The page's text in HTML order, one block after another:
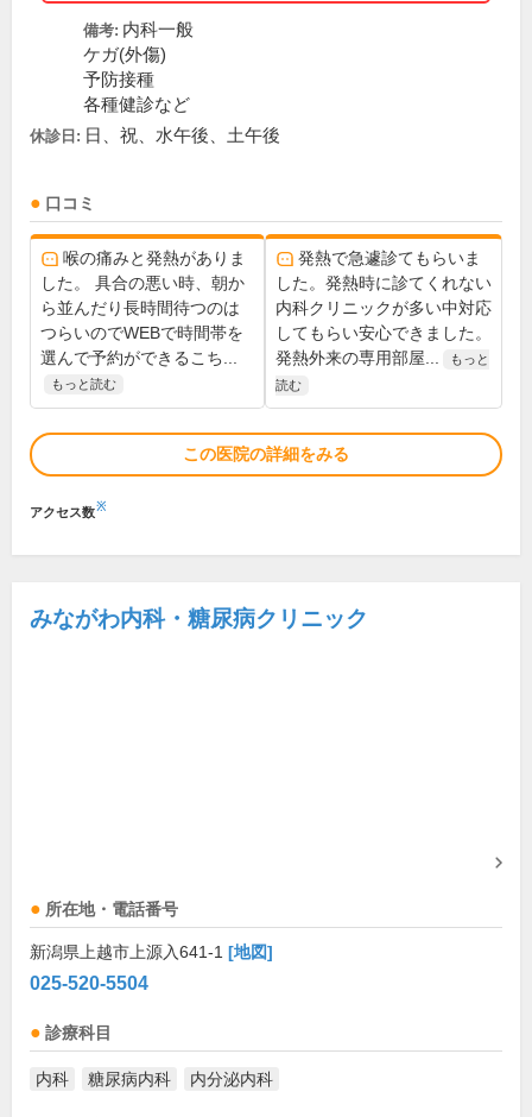
備考: 内科一般
ケガ(外傷)
予防接種
各種健診など
休診日: 日、祝、水午後、土午後
口コミ
喉の痛みと発熱がありま
した。 具合の悪い時、朝か
ら並んだり長時間待つのは
つらいのでWEBで時間帯を
選んで予約ができるこち...
もっと読む
発熱で急遽診てもらいま
した。発熱時に診てくれない
内科クリニックが多い中対応
してもらい安心できました。
発熱外来の専用部屋...
もっと
読む
この医院の詳細をみる
アクセス数※
みながわ内科・糖尿病クリニック
所在地・電話番号
新潟県上越市上源入641-1 [地図]
025-520-5504
診療科目
内科 糖尿病内科 内分泌内科